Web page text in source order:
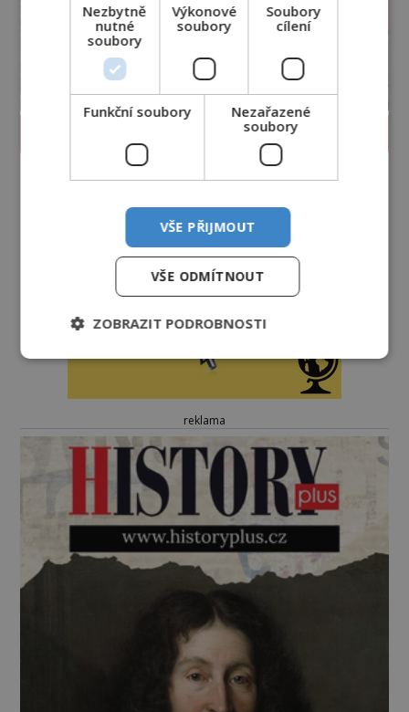
PROLISTOVAT ČASOPIS
reklama
Nezbytně
nutné
soubory
Výkonové
soubory
Soubory
cílení
Funkční soubory
Nezařazené
soubory
VŠE PŘIJMOUT
VŠE ODMÍTNOUT
ZOBRAZIT PODROBNOSTI